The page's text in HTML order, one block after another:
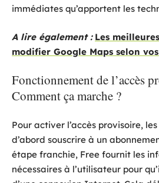
immédiates qu’apportent les
A lire également : Les
modifier Google Maps selon
Fonctionnement de l’accès
Comment ça marche ?
Pour activer l’accès provisoire,
d’abord souscrire à un
étape franchie, Free fournit les
nécessaires à l’utilisateur pour